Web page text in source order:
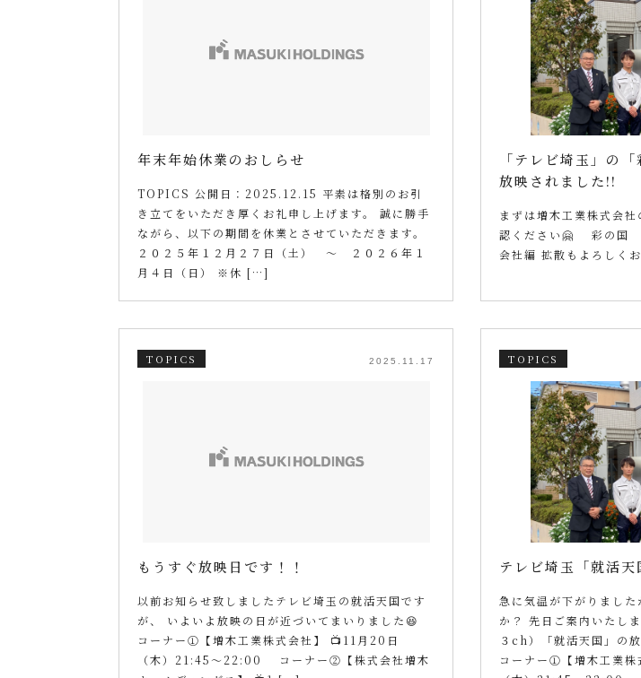
年末年始休業のおしらせ
TOPICS 公開日：2025.12.15 平素は格別のお引
き立てをいただき厚くお礼申し上げます。 誠に勝手
ながら、以下の期間を休業とさせていただきます。
２０２５年１２月２７日（土） ～ ２０２６年１
月４日（日） ※休 […]
「テレビ埼玉」の
放映されました!!
まずは増木工業株式会
認ください🤗 彩の国
会社編 拡散もよろしく
TOPICS 2025.11.17
もうすぐ放映日です！！
以前お知らせ致しましたテレビ埼玉の就活天国です
が、 いよいよ放映の日が近づいてまいりました😆
コーナー①【増木工業株式会社】 📺11月20日
（木）21:45～22:00 コーナー②【株式会社増木
TOPICS
テレビ埼玉「就活
急に気温が下がりました
か？ 先日ご案内いたし
３ch）「就活天国」の
コーナー①【増木工業